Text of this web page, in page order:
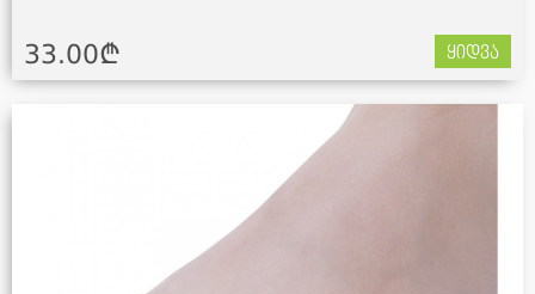
33.00¢ ყიდვა